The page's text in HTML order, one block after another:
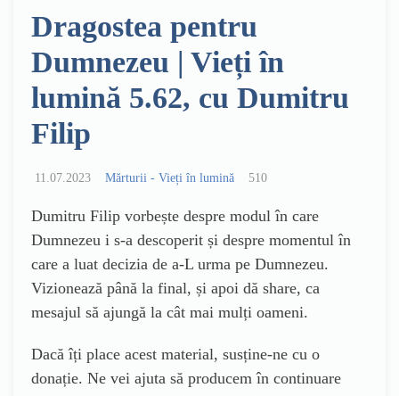
Dragostea pentru
Dumnezeu | Vieți în
lumină 5.62, cu Dumitru
Filip
11.07.2023 Mărturii - Vieți în lumină 510
Dumitru Filip vorbește despre modul în care
Dumnezeu i s-a descoperit și despre momentul în
care a luat decizia de a-L urma pe Dumnezeu.
Vizionează până la final, și apoi dă share, ca
mesajul să ajungă la cât mai mulți oameni.
Dacă îți place acest material, susține-ne cu o
donație. Ne vei ajuta să producem în continuare